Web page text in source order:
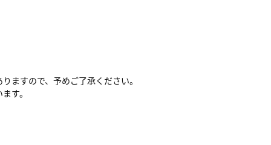
ますので、予めご了承ください。
す。